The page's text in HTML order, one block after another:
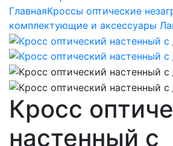
ГлавнаяКроссы оптические
комплектующие и аксессуары
Кросс
настенный с